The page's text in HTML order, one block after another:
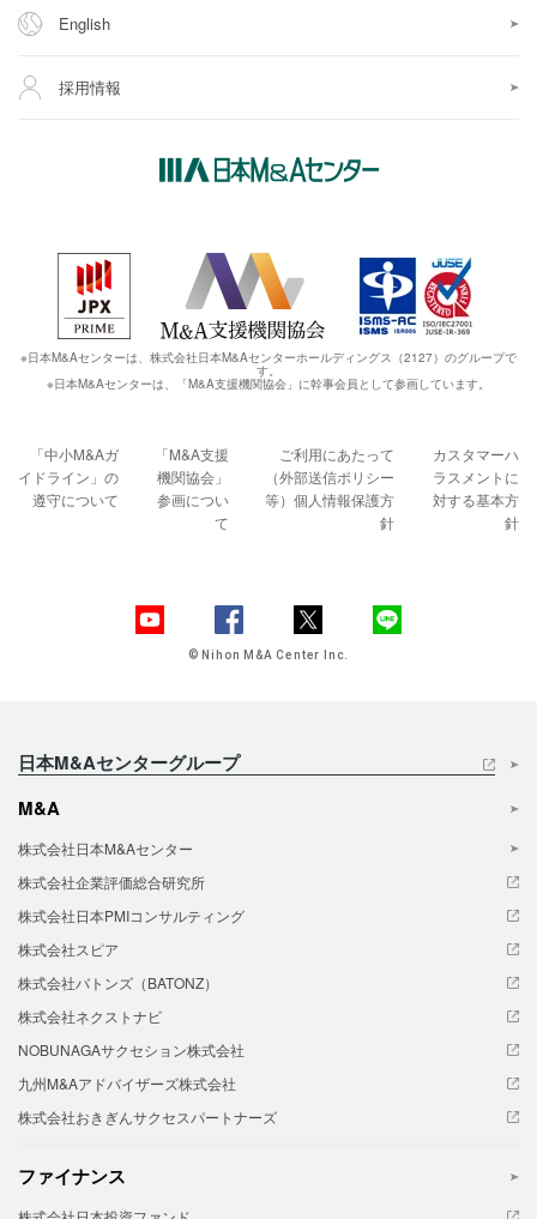
English
採用情報
※日本M&Aセンターは、株式会社日本M&Aセンターホールディングス（2127）のグループで
す。
※日本M&Aセンターは、「M&A支援機関協会」に幹事会員として参画しています。
「中小M&Aガ
イドライン」の
遵守について
「M&A支援
機関協会」
参画につい
て
ご利用にあたって
（外部送信ポリシー
等）個人情報保護方
針
カスタマーハ
ラスメントに
対する基本方
針
© Nihon M&A Center Inc.
日本M&Aセンターグループ
M&A
株式会社日本M&Aセンター
株式会社企業評価総合研究所
株式会社日本PMIコンサルティング
株式会社スピア
株式会社バトンズ（BATONZ）
株式会社ネクストナビ
NOBUNAGAサクセション株式会社
九州M&Aアドバイザーズ株式会社
株式会社おきぎんサクセスパートナーズ
ファイナンス